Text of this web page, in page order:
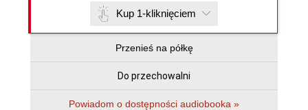
Kup 1-kliknięciem
Przenieś na półkę
Do przechowalni
Powiadom o dostępności audiobooka »